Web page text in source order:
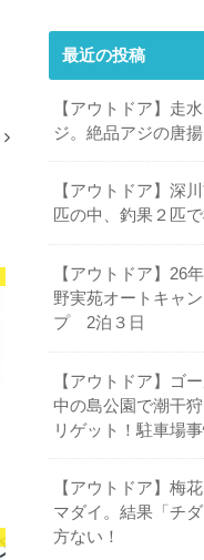
最近の投稿
【アウトドア】走
ジ。絶品アジの唐揚
【アウトドア】深
匹の中、釣果２匹で
【アウトドア】
野実苑オートキャ
プ 2泊３日
【アウトドア】ゴ
中の島公園で潮干
リゲット！駐車場事
【アウトドア】梅
マダイ。結果「チ
方ない！